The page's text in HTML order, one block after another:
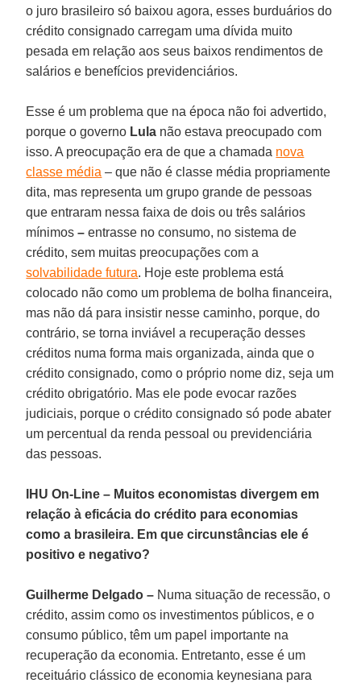
o juro brasileiro só baixou agora, esses burduários do
crédito consignado carregam uma dívida muito
pesada em relação aos seus baixos rendimentos de
salários e benefícios previdenciários.
Esse é um problema que na época não foi advertido,
porque o governo Lula não estava preocupado com
isso. A preocupação era de que a chamada nova
classe média – que não é classe média propriamente
dita, mas representa um grupo grande de pessoas
que entraram nessa faixa de dois ou três salários
mínimos– entrasse no consumo, no sistema de
crédito, sem muitas preocupações com a
solvabilidade futura. Hoje este problema está
colocado não como um problema de bolha financeira,
mas não dá para insistir nesse caminho, porque, do
contrário, se torna inviável a recuperação desses
créditos numa forma mais organizada, ainda que o
crédito consignado, como o próprio nome diz, seja um
crédito obrigatório. Mas ele pode evocar razões
judiciais, porque o crédito consignado só pode abater
um percentual da renda pessoal ou previdenciária
das pessoas.
IHU On-Line – Muitos economistas divergem em
relação à eficácia do crédito para economias
como a brasileira. Em que circunstâncias ele é
positivo e negativo?
Guilherme Delgado – Numa situação de recessão, o
crédito, assim como os investimentos públicos, e o
consumo público, têm um papel importante na
recuperação da economia. Entretanto, esse é um
receituário clássico de economia keynesiana para